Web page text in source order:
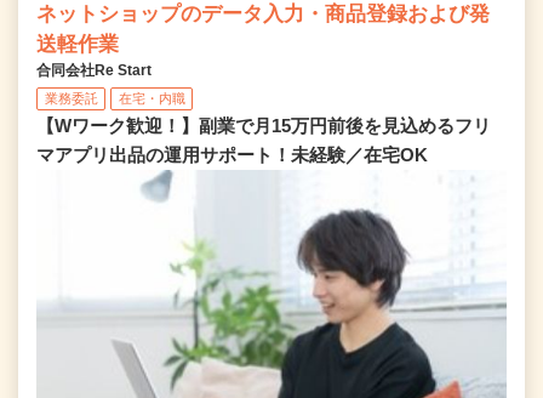
ネットショップのデータ入力・商品登録および発
送軽作業
合同会社Re Start
業務委託 在宅・内職
【Wワーク歓迎！】副業で月15万円前後を見込めるフリ
マアプリ出品の運用サポート！未経験／在宅OK